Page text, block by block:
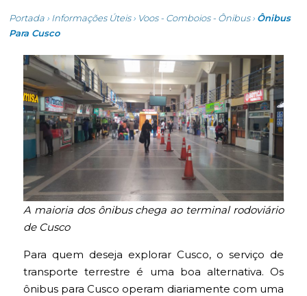
Portada › Informações Úteis› Voos - Comboios - Ônibus› Ônibus
Para Cusco
A maioria dos ônibus chega ao terminal rodoviário
de Cusco
Para quem deseja explorar Cusco, o serviço de
transporte terrestre é uma boa alternativa. Os
ônibus para Cusco operam diariamente com uma